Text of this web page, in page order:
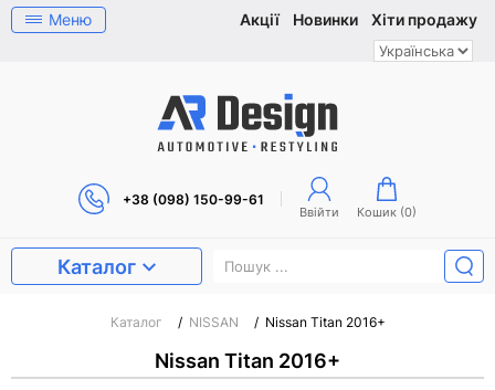
Меню Акції Новинки Хіти продажу
+38 (098) 150-99-61
Ввійти Кошик (0)
Каталог
Каталог / NISSAN / Nissan Titan 2016+
Nissan Titan 2016+